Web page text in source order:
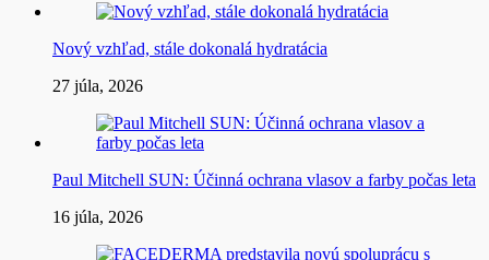
Nový vzhľad, stále dokonalá hydratácia
27 júla, 2026
Paul Mitchell SUN: Účinná ochrana vlasov a farby počas leta
16 júla, 2026